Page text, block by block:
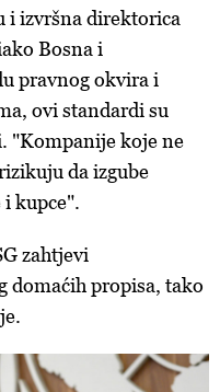
i izvršna direktorica
Bosna i
pravnog okvira i
ovi standardi su
"Kompanije koje ne
da izgube
kupce".
zahtjevi
domaćih propisa, tako